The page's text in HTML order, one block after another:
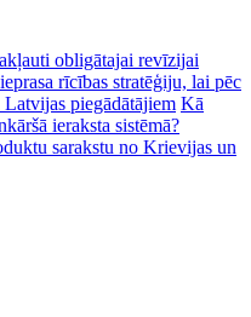
obligātajai revīzijai
rīcības stratēģiju, lai pēc
piegādātājiem Kā
ieraksta sistēmā?
sarakstu no Krievijas un